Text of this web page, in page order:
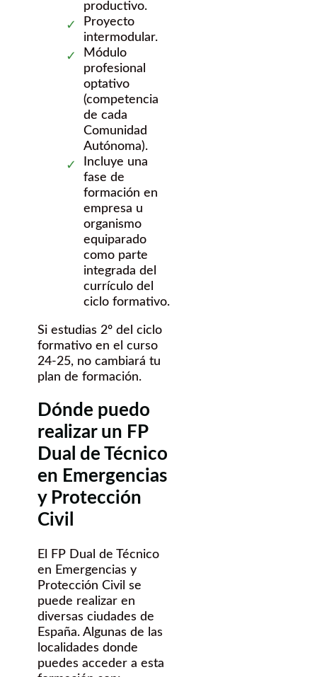
productivo.
Proyecto
intermodular.
Módulo
profesional
optativo
(competencia
de cada
Comunidad
Autónoma).
Incluye una
fase de
formación en
empresa u
organismo
equiparado
como parte
integrada del
currículo del
ciclo formativo.
Si estudias 2º del ciclo
formativo en el curso
24-25, no cambiará tu
plan de formación.
Dónde puedo
realizar un FP
Dual de Técnico
en Emergencias
y Protección
Civil
El FP Dual de Técnico
en Emergencias y
Protección Civil se
puede realizar en
diversas ciudades de
España. Algunas de las
localidades donde
puedes acceder a esta